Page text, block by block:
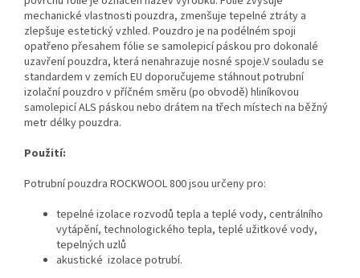
mechanické vlastnosti pouzdra, zmenšuje tepelné ztráty a
zlepšuje estetický vzhled. Pouzdro je na podélném spoji
opatřeno přesahem fólie se samolepicí páskou pro dokonalé
uzavření pouzdra, která nenahrazuje nosné spoje.V souladu se
standardem v zemích EU doporučujeme stáhnout potrubní
izolační pouzdro v příčném směru (po obvodě) hliníkovou
samolepicí ALS páskou nebo drátem na třech místech na běžný
metr délky pouzdra.
Použití:
Potrubní pouzdra ROCKWOOL 800 jsou určeny pro:
tepelné izolace rozvodů tepla a teplé vody, centrálního
vytápění, technologického tepla, teplé užitkové vody,
tepelných uzlů
akustické izolace potrubí.